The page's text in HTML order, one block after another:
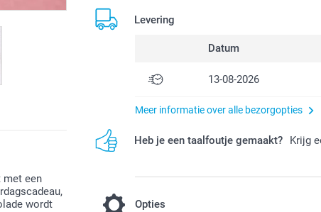
met een
wordt
Levering
Datum
13-08-2026
Meer informatie over alle bezorgopties
Heb je een taalfoutje gemaakt? Krijg
Opties